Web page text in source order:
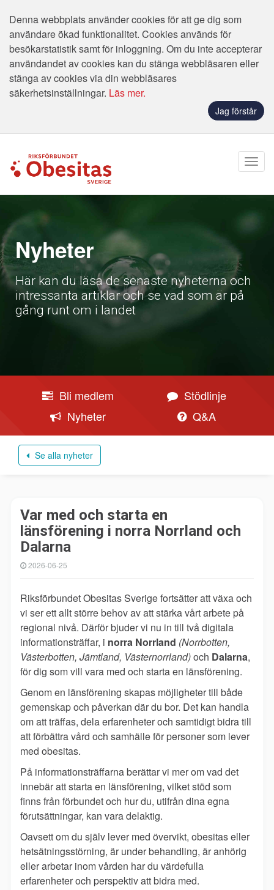
Denna webbplats använder cookies för att ge dig som
användare ökad funktionalitet. Cookies används för
besökarstatistik samt för inloggning. Om du inte accepterar
användandet av cookies kan du stänga webbläsaren eller
stänga av cookies via din webbläsares
säkerhetsinställningar. Läs mer.
Jag förstår
Nyheter
Här kan du läsa de senaste nyheterna och
intressanta artiklar och se vad som är på
gång runt om i landet
Bli medlem
Stödlinje
Nyheter
Q&A
Se alla nyheter
Var med och starta en
länsförening i norra Norrland och
Dalarna
2026-06-25
Riksförbundet Obesitas Sverige fortsätter att växa och
vi ser ett allt större behov av att stärka vårt arbete på
regional nivå. Därför bjuder vi nu in till två digitala
informationsträffar, i norra Norrland (Norrbotten,
Västerbotten, Jämtland, Västernorrland)och Dalarna,
för dig som vill vara med och starta en länsförening.
Genom en länsförening skapas möjligheter till både
gemenskap och påverkan där du bor. Det kan handla
om att träffas, dela erfarenheter och samtidigt bidra till
att förbättra vård och samhälle för personer som lever
med obesitas.
På informationsträffarna berättar vi mer om vad det
innebär att starta en länsförening, vilket stöd som
finns från förbundet och hur du, utifrån dina egna
förutsättningar, kan vara delaktig.
Oavsett om du själv lever med övervikt, obesitas eller
hetsätningsstörning, är under behandling, är anhörig
eller arbetar inom vården har du värdefulla
erfarenheter och perspektiv att bidra med.